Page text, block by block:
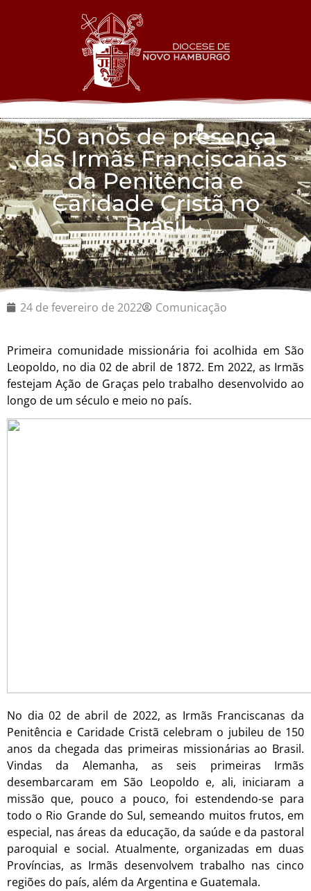
150 anos de presença
das Irmãs Franciscanas
da Penitência e
Caridade Cristã no
Brasil
24 de fevereiro de 2022 Comunicação
Primeira comunidade missionária foi acolhida em São
Leopoldo, no dia 02 de abril de 1872. Em 2022, as Irmãs
festejam Ação de Graças pelo trabalho desenvolvido ao
longo de um século e meio no país.
No dia 02 de abril de 2022, as Irmãs Franciscanas da
Penitência e Caridade Cristã celebram o jubileu de 150
anos da chegada das primeiras missionárias ao Brasil.
Vindas da Alemanha, as seis primeiras Irmãs
desembarcaram em São Leopoldo e, ali, iniciaram a
missão que, pouco a pouco, foi estendendo-se para
todo o Rio Grande do Sul, semeando muitos frutos, em
especial, nas áreas da educação, da saúde e da pastoral
paroquial e social. Atualmente, organizadas em duas
Províncias, as Irmãs desenvolvem trabalho nas cinco
regiões do país, além da Argentina e Guatemala.